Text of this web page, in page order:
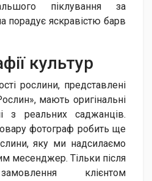
піклування за
порадує яскравістю барв
культур
рослини, представлені
мають оригінальні
з реальних саджанців.
фотограф робить ще
яку ми надсилаємо
месенджер. Тільки після
клієнтом